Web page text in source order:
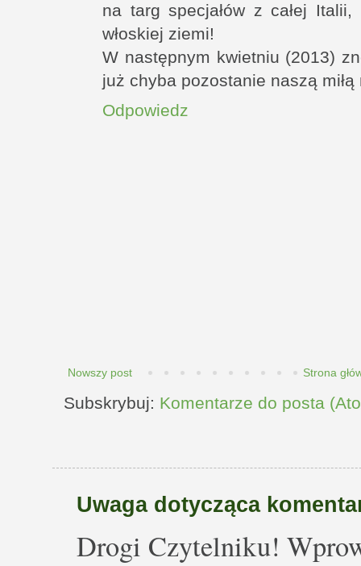
na targ specjałów z całej
włoskiej ziemi!
W następnym kwietniu (2013)
już chyba pozostanie naszą
Odpowiedz
Nowszy post Strona
Subskrybuj: Komentarze do posta
Uwaga dotycząca
Drogi Czytelniku!